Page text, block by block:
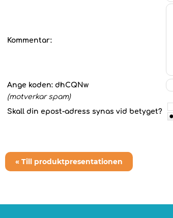
Kommentar:
Ange koden: dhCQNw
(motverkar spam)
Skall din epost-adress synas vid betyget?
« Till produktpresentationen